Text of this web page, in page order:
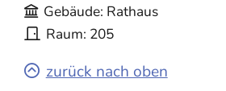
Gebäude Rathaus
Raum 205
zurück nach oben